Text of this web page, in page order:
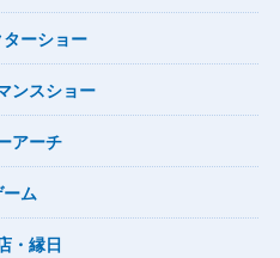
ーショー
ンスショー
アーチ
ーム
・縁日